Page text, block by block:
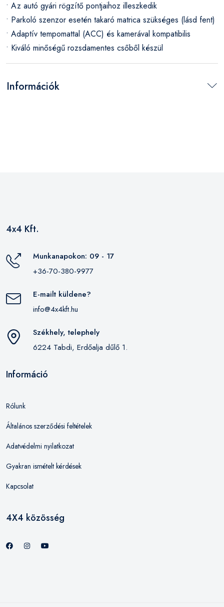
• Az autó gyári rögzítő pontjaihoz illeszkedik
• Parkoló szenzor esetén takaró matrica szükséges (lásd fent)
• Adaptív tempomattal (ACC) és kamerával kompatibilis
• Kiváló minőségű rozsdamentes csőből készül
Információk
4x4 Kft.
Munkanapokon: 09 - 17
+36-70-380-9977
E-mailt küldene?
info@4x4kft.hu
Székhely, telephely
6224 Tabdi, Erdőalja dűlő 1.
Információ
Rólunk
Általános szerződési feltételek
Adatvédelmi nyilatkozat
Gyakran ismételt kérdések
Kapcsolat
4X4 közösség